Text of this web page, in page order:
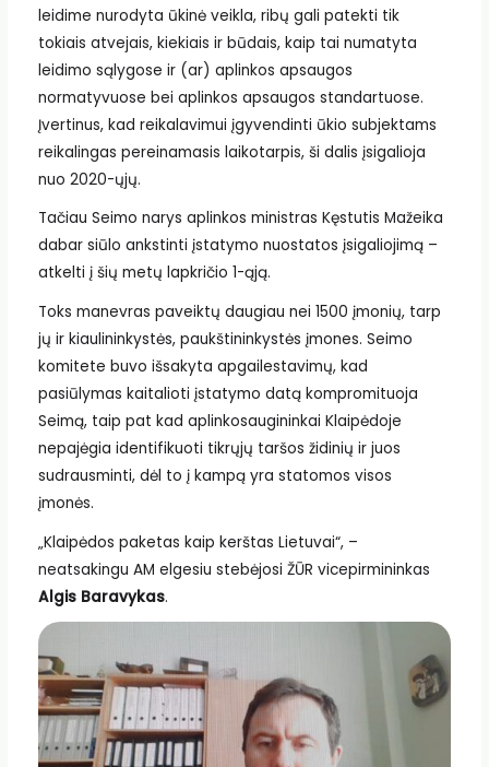
leidime nurodyta ūkinė veikla, ribų gali patekti tik
tokiais atvejais, kiekiais ir būdais, kaip tai numatyta
leidimo sąlygose ir (ar) aplinkos apsaugos
normatyvuose bei aplinkos apsaugos standartuose.
Įvertinus, kad reikalavimui įgyvendinti ūkio subjektams
reikalingas pereinamasis laikotarpis, ši dalis įsigalioja
nuo 2020-ųjų.
Tačiau Seimo narys aplinkos ministras Kęstutis Mažeika
dabar siūlo ankstinti įstatymo nuostatos įsigaliojimą –
atkelti į šių metų lapkričio 1-ąją.
Toks manevras paveiktų daugiau nei 1500 įmonių, tarp
jų ir kiaulininkystės, paukštininkystės įmones. Seimo
komitete buvo išsakyta apgailestavimų, kad
pasiūlymas kaitalioti įstatymo datą kompromituoja
Seimą, taip pat kad aplinkosaugininkai Klaipėdoje
nepajėgia identifikuoti tikrųjų taršos židinių ir juos
sudrausminti, dėl to į kampą yra statomos visos
įmonės.
„Klaipėdos paketas kaip kerštas Lietuvai“, –
neatsakingu AM elgesiu stebėjosi ŽŪR vicepirmininkas
Algis Baravykas.